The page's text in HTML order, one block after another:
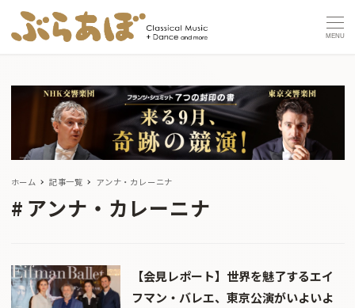
MENU
ホーム 記事一覧 アンナ・カレーニナ
アンナ・カレーニナ
【会見レポート】世界を魅了するエイ
フマン・バレエ、東京公演がいよいよ